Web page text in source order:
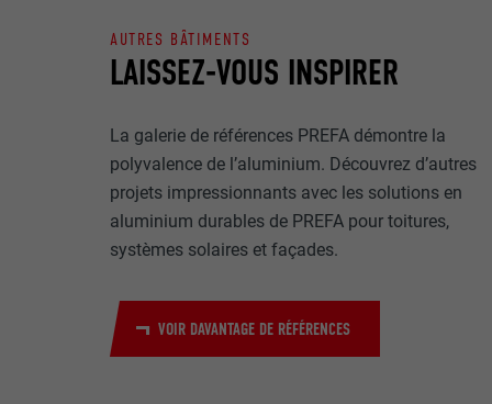
LAISSEZ-VOUS INSPIRER
AUTRES BÂTIMENTS
La galerie de références PREFA démontre la
polyvalence de l’aluminium. Découvrez d’autres
projets impressionnants avec les solutions en
aluminium durables de PREFA pour toitures,
systèmes solaires et façades.
VOIR DAVANTAGE DE RÉFÉRENCES
NOM
EXPIRATION
UTILITÉ
MARKETING ET
Les cookies «
annonceurs
visiteurs à
plateformes